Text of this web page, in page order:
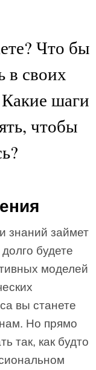
Что бы
в своих
шаги
чтобы
знаний займет
будете
моделей
вы станете
Но прямо
так, как будто